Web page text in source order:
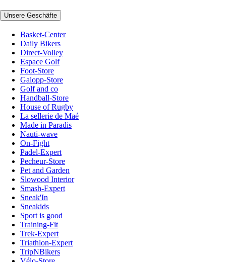
Unsere Geschäfte
Basket-Center
Daily Bikers
Direct-Volley
Espace Golf
Foot-Store
Galopp-Store
Golf and co
Handball-Store
House of Rugby
La sellerie de Maé
Made in Paradis
Nauti-wave
On-Fight
Padel-Expert
Pecheur-Store
Pet and Garden
Slowood Interior
Smash-Expert
Sneak'In
Sneakids
Sport is good
Training-Fit
Trek-Expert
Triathlon-Expert
TripNBikers